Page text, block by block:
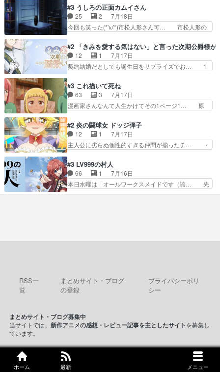
ホーム 最新 メニュー
お互いの誤解が解けてよかっ… 円盤購入を検討し
始めるくらい最高だったな… 1人のjkとして普通
に生きたいのにそれを…
の講談から始まり途中も実写演出入った… 相変わ
らずコミカルなKAMAKURA良く… 動画検査させ
ていただきました！待ちに待っ… 1期目の導入も
だけれどもぉ2期目の導入も… 観てたらいつの間
党、Bパートでは庇番衆。… 故郷は遠きにありて
思ふものそれは時行の鎌… というただの日常回か
と思いきや、そこから…
#3 うしろの正面カムイさん
25 2
7月18日
今回も笑った(*'ω'*)市松人形さん可… 市松人形の
の仕事を思わせるケレン味作画… あいかわらず杉
田さんのアドリブっぽいなに… ギャグもいいし作
画も綺麗このシーンは原作… 呪いの人形は仲間に
なるの怪奇組とのネタ被… 呪いの人形、人形相手
のテンポの良さが光… 呪いの人形ドジっ子すぎる
しかも仲間になる… 呪いの人形がビビっとるぞ。
今回あんまりエ…
#2 「きみを愛する気はない」と言った次期公爵様が
12 1
7月17日
契約結婚だとしても誕生日をサプライズでお… 1
いろあったんだな。奥様の心が彼の心を… 政略結
婚による妬みから色んな嫌がらせを受… 【今夜の
アニメAは…】前向き没落令嬢×こ… マウントに
気付かない素直な主人公大丈夫か… もうユリウス
それでいいのか？と思わない… 貴族は階級社会で
大変だ。や、やはり同性に… 第２話をU-NEXTで
視聴しました。視聴…
#3 これ描いて死ね
63 3
7月17日
漫画家さんなんて人生かけてその1ページ1… 原
きで真っ直ぐな主人公と、拗らせに拗ら… にて、
落語部長役で出演させていただきまし… すげえお
もしろかった。アバンの諸星大二郎… ◤￣￣￣￣
￣￣￣￣￣￣￣￣￣￣名場面アイ… メンバーと部
んなジャンル描いてどんどん… 春の南東の空のお
とめ座付近明るい星は20… 明るい現役の青春と
暗い過去の情念とが良い…
#2 炎の闘球女 ドッジ弾子
12 1
7月17日
主人公に劣らぬ個性的すぎる仲間が揃ったチ… ・
登場!因縁のライバル!善の立ち位置で… しょーも
な…こんなもん真面目に見たらバカ… 宿命のライ
バルの襲撃に始まり、燃えるシチ… 早くもライバ
ルチーム。敵もなかなかに個性… があると思った
#3 LV999の村人
66 1
7月16日
本日水曜は「オールワークスメイドです（誇… 先
入観に縛られない鏡の姿勢と、アリスの笑… 本日
RSS一
覧
まとめサイト・ブログ
の登録
プライバシーポリ
シー
まとめサイト・ブログ募集中
当サイトでは、 新作アニメの感想・レビュー記事を主としたサイトを募集し
ています。